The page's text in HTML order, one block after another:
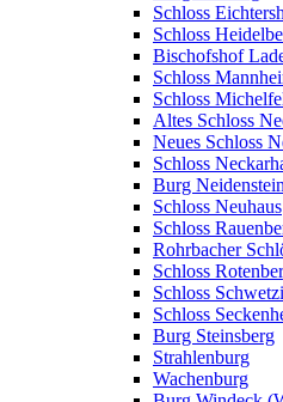
Schloss
Schloss
Bischofshof
Schloss
Schloss
Altes Schloss
Neues Schloss
Schloss
Burg Neidenstein
Schloss Neuhaus
Schloss
Rohrbacher
Schloss
Schloss
Schloss
Burg Steinsberg
Strahlenburg
Wachenburg